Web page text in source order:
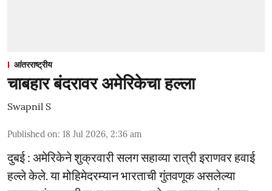
आंतरराष्ट्रीय
चाबहार बंदरावर अमेरिकेचा हल्ला
Swapnil S
Published on: 18 Jul 2026, 2:36 am
दुबई : अमेरिकेने शुक्रवारी सलग सहाव्या रात्री इराणवर हवाई
हल्ले केले. या मोहिमेदरम्यान भारताची गुंतवणूक असलेल्या